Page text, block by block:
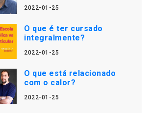
2022-01-25
O que é ter cursado
integralmente?
2022-01-25
O que está relacionado
com o calor?
2022-01-25